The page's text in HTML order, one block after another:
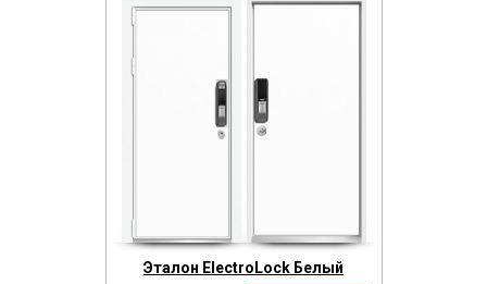
Эталон ElectroLock Белый